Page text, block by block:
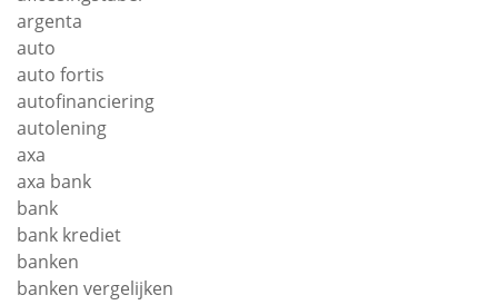
argenta
auto
auto fortis
autofinanciering
autolening
axa
axa bank
bank
bank krediet
banken
banken vergelijken